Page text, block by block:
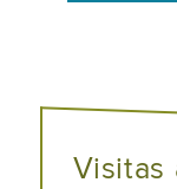
Visitas